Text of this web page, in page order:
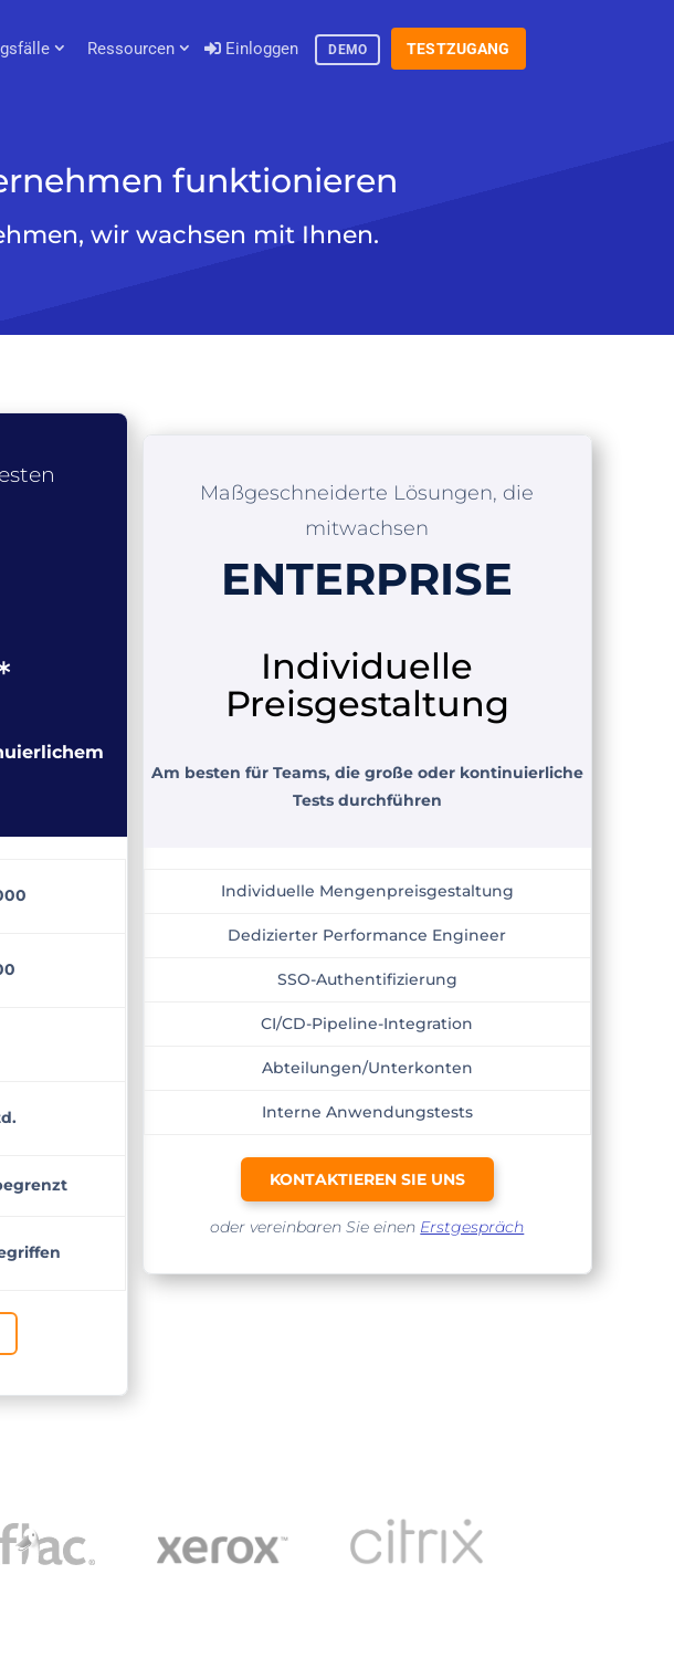
Ressourcen Einloggen DEMO TESTZUGANG
funktionieren
wir wachsen mit Ihnen.
Maßgeschneiderte Lösungen, die
mitwachsen
ENTERPRISE
Individuelle
Preisgestaltung
Am besten für Teams, die große oder kontinuierliche
Tests durchführen
Individuelle Mengenpreisgestaltung
Dedizierter Performance Engineer
SSO-Authentifizierung
CI/CD-Pipeline-Integration
Abteilungen/Unterkonten
Interne Anwendungstests
KONTAKTIEREN SIE UNS
oder vereinbaren Sie einen Erstgespräch